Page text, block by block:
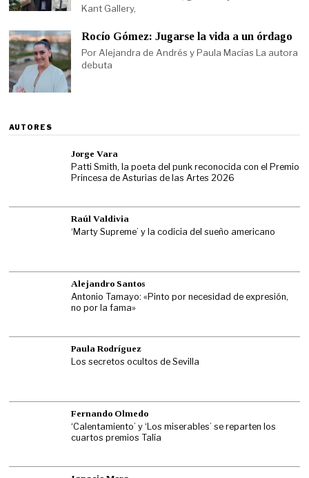
Kant Gallery,
Rocío Gómez: Jugarse la vida a un órdago
Por Alejandra de Andrés y Paula Macías La autora
debuta
AUTORES
Jorge Vara
Patti Smith, la poeta del punk reconocida con el Premio
Princesa de Asturias de las Artes 2026
Raúl Valdivia
‘Marty Supreme’ y la codicia del sueño americano
Alejandro Santos
Antonio Tamayo: «Pinto por necesidad de expresión,
no por la fama»
Paula Rodríguez
Los secretos ocultos de Sevilla
Fernando Olmedo
‘Calentamiento’ y ‘Los miserables’ se reparten los
cuartos premios Talía